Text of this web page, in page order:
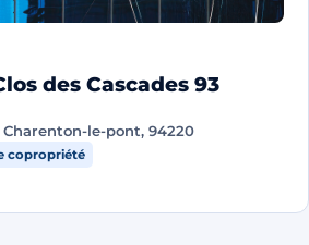
des Cascades 93
Charenton-le-pont, 94220
copropriété